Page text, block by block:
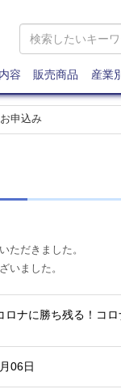
容 販売商品 産業
申込み
ただきました。
いました。
ロナに勝ち残る！コ
06日